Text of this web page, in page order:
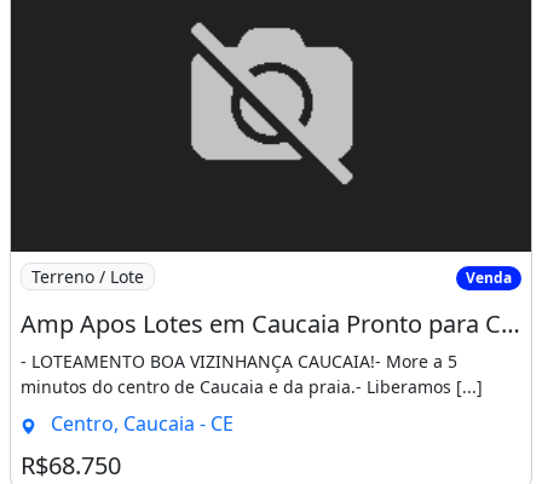
Imagem: Amp Apos Lotes em Caucaia Pronto para
Terreno / Lote Venda
Amp Apos Lotes em Caucaia Pronto para Construir Pertinho do Centro e da Praia. Apareça
- LOTEAMENTO BOA VIZINHANÇA CAUCAIA!- More a 5
minutos do centro de Caucaia e da praia.- Liberamos [...]
Centro, Caucaia - CE
R$68.750